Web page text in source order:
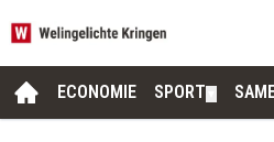
ECONOMIE SPORT